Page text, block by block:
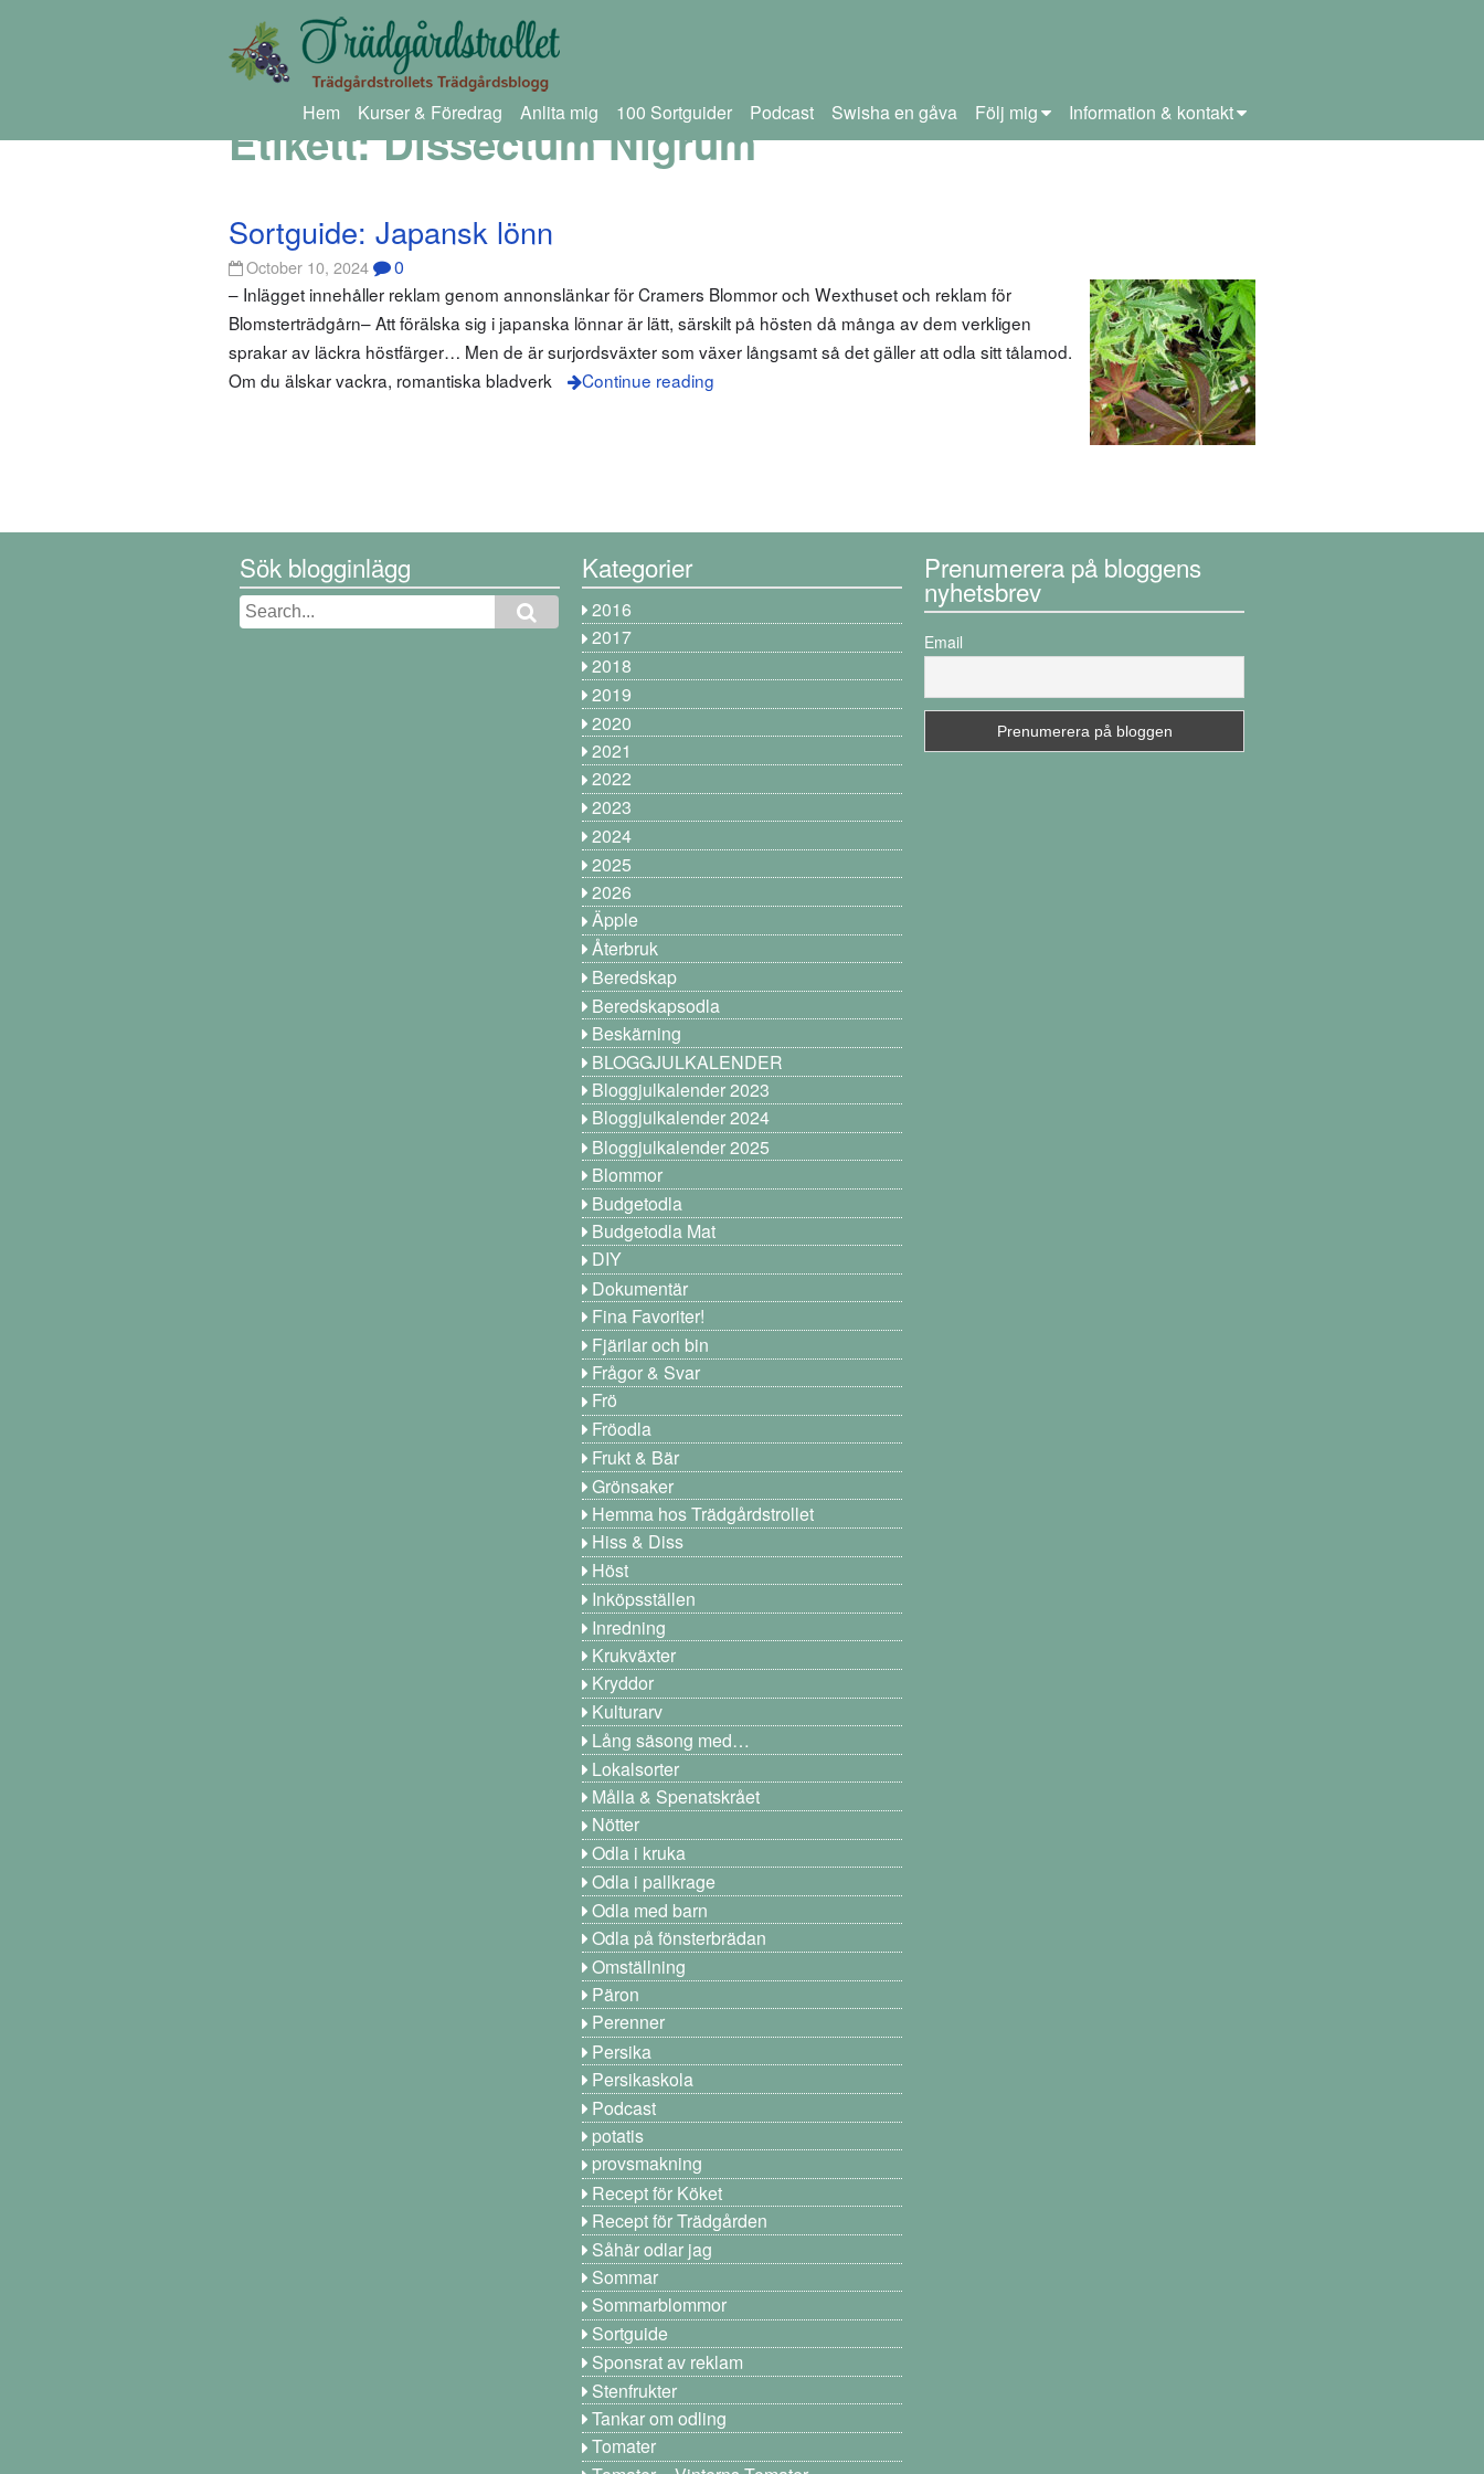
Hem Kurser & Föredrag Anlita mig 100 Sortguider Podcast Swisha en gåva Följ mig Information & kontakt
Etikett:Dissectum Nigrum
Sortguide: Japansk lönn
October 10, 2024 0
– Inlägget innehåller reklam genom annonslänkar för Cramers Blommor och Wexthuset och reklam för
Blomsterträdgårn– Att förälska sig i japanska lönnar är lätt, särskilt på hösten då många av dem verkligen
sprakar av läckra höstfärger… Men de är surjordsväxter som växer långsamt så det gäller att odla sitt tålamod.
Om du älskar vackra, romantiska bladverk
Continue reading
Sök blogginlägg Kategorier
2016
2017
2018
2019
2020
2021
2022
2023
2024
2025
2026
Äpple
Återbruk
Beredskap
Beredskapsodla
Beskärning
BLOGGJULKALENDER
Bloggjulkalender 2023
Bloggjulkalender 2024
Bloggjulkalender 2025
Blommor
Budgetodla
Budgetodla Mat
DIY
Dokumentär
Fina Favoriter!
Fjärilar och bin
Frågor & Svar
Frö
Fröodla
Frukt & Bär
Grönsaker
Hemma hos Trädgårdstrollet
Hiss & Diss
Höst
Inköpsställen
Inredning
Krukväxter
Kryddor
Kulturarv
Lång säsong med…
Lokalsorter
Målla & Spenatskrået
Nötter
Odla i kruka
Odla i pallkrage
Odla med barn
Odla på fönsterbrädan
Omställning
Päron
Perenner
Persika
Persikaskola
Podcast
potatis
provsmakning
Recept för Köket
Recept för Trädgården
Såhär odlar jag
Sommar
Sommarblommor
Sortguide
Sponsrat av reklam
Stenfrukter
Tankar om odling
Tomater
Prenumerera på bloggens
nyhetsbrev
Email